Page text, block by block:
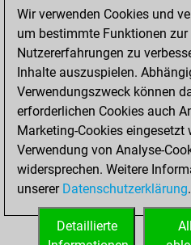
You
=5 -100 in
Sonntag,
Dezember
2020
You
slow
You
=0 -5 in
Wir verwenden Cookies und
um bestimmte Funktionen
Nutzererfahrungen zu
Inhalte auszuspielen.
Verwendungszweck können
erforderlichen Cookies auch
Marketing-Cookies eingesetzt
Verwendung von Analyse-
widersprechen. Weitere
unserer Datenschutzerklärung.
Detaillierte